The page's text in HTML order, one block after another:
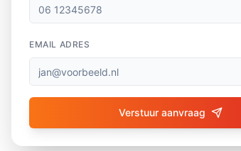
EMAIL ADRES
Verstuur aanvraag